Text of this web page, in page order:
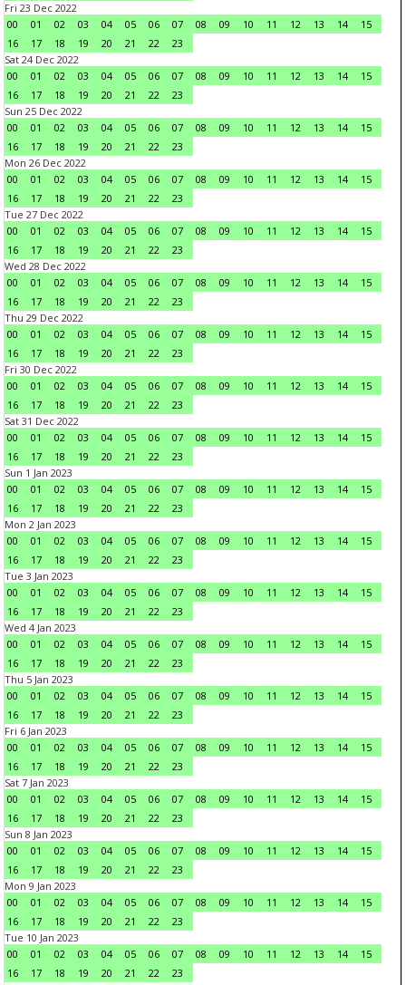
Fri 23 Dec 2022
00
01 02 03 04 05 06 07 08 09 10 11 12 13 14
15
16
17 18 19 20 21 22
23
Sat 24 Dec 2022
00
01 02 03 04 05 06 07 08 09 10 11 12 13 14
15
16
17 18 19 20 21 22
23
Sun 25 Dec 2022
00
01 02 03 04 05 06 07 08 09 10 11 12 13 14
15
16
17 18 19 20 21 22
23
Mon 26 Dec 2022
00
01 02 03 04 05 06 07 08 09 10 11 12 13 14
15
16
17 18 19 20 21 22
23
Tue 27 Dec 2022
00
01 02 03 04 05 06 07 08 09 10 11 12 13 14
15
16
17 18 19 20 21 22
23
Wed 28 Dec 2022
00
01 02 03 04 05 06 07 08 09 10 11 12 13 14
15
16
17 18 19 20 21 22
23
Thu 29 Dec 2022
00
01 02 03 04 05 06 07 08 09 10 11 12 13 14
15
16
17 18 19 20 21 22
23
Fri 30 Dec 2022
00
01 02 03 04 05 06 07 08 09 10 11 12 13 14
15
16
17 18 19 20 21 22
23
Sat 31 Dec 2022
00
01 02 03 04 05 06 07 08 09 10 11 12 13 14
15
16
17 18 19 20 21 22
23
Sun 1 Jan 2023
00
01 02 03 04 05 06 07 08 09 10 11 12 13 14
15
16
17 18 19 20 21 22
23
Mon 2 Jan 2023
00
01 02 03 04 05 06 07 08 09 10 11 12 13 14
15
16
17 18 19 20 21 22
23
Tue 3 Jan 2023
00
01 02 03 04 05 06 07 08 09 10 11 12 13 14
15
16
17 18 19 20 21 22
23
Wed 4 Jan 2023
00
01 02 03 04 05 06 07 08 09 10 11 12 13 14
15
16
17 18 19 20 21 22
23
Thu 5 Jan 2023
00
01 02 03 04 05 06 07 08 09 10 11 12 13 14
15
16
17 18 19 20 21 22
23
Fri 6 Jan 2023
00
01 02 03 04 05 06 07 08 09 10 11 12 13 14
15
16
17 18 19 20 21 22
23
Sat 7 Jan 2023
00
01 02 03 04 05 06 07 08 09 10 11 12 13 14
15
16
17 18 19 20 21 22
23
Sun 8 Jan 2023
00
01 02 03 04 05 06 07 08 09 10 11 12 13 14
15
16
17 18 19 20 21 22
23
Mon 9 Jan 2023
00
01 02 03 04 05 06 07 08 09 10 11 12 13 14
15
16
17 18 19 20 21 22
23
Tue 10 Jan 2023
00
01 02 03 04 05 06 07 08 09 10 11 12 13 14
15
16
17 18 19 20 21 22
23